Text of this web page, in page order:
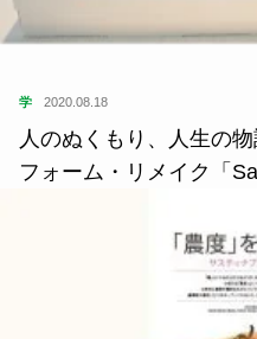
学 2020.08.18
人のぬくもり、人生の
フォーム・リメイク「